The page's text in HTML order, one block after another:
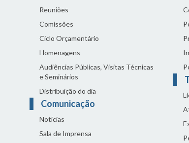
Reuniões
Comissões
Ciclo Orçamentário
Homenagens
Audiências Públicas, Visitas Técnicas
e Seminários
Distribuição do dia
Comunicação
Notícias
Sala de Imprensa